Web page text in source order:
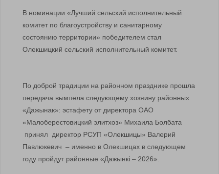
В номинации «Лучший сельский исполнительный
комитет по благоустройству и санитарному
состоянию территории» победителем стал
Олекшицкий сельский исполнительный комитет.
По доброй традиции на районном празднике прошла
передача вымпела следующему хозяину районных
«Дажынак»: эстафету от директора ОАО
«Малоберестовицкий элитхоз» Михаила Болбата
принял директор РСУП «Олекшицы» Валерий
Павлюкевич – именно в Олекшицах в следующем
году пройдут районные «Дажынкi – 2026».